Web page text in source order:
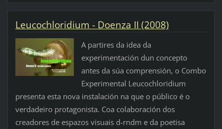
Leucochloridium - Doenza II (2008)
A partires da idea da
experimentación dun concepto
antes da súa comprensión, o Combo
Experimental Leucochloridium
presenta esta nova instalación na que o público é o
verdadeiro protagonista. Coa colaboración dos
creadores de espazos visuais d-rndm e da poetisa